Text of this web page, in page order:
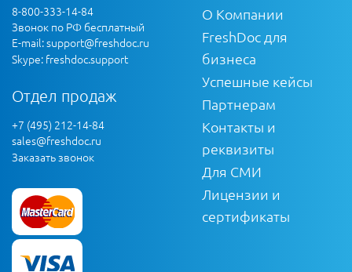
8-800-333-14-84
Звонок по РФ бесплатный
E-mail:support@freshdoc.ru
Skype: freshdoc.support
Отдел продаж
+7 (495) 212-14-84
sales@freshdoc.ru
Заказать звонок
О Компании
FreshDoc для
бизнеса
Успешные кейсы
Партнерам
Контакты и
реквизиты
Для СМИ
Лицензии и
сертификаты